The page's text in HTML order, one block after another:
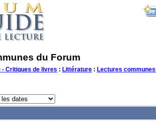
du Forum
- Critiques de livres : Littérature : Lectures